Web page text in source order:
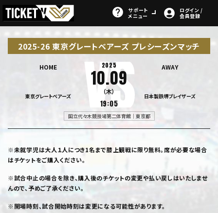
サポート
メニュー
ログイン /
会員登録
2025-26 東京グレートベアーズ プレシーズンマッチ
HOME
東京グレートベアーズ
2025
10.09
（木）
19:05
AWAY
日本製鉄堺ブレイザーズ
国立代々木競技場第二体育館｜東京都
※未就学児は大人１人につき1名まで膝上観戦に限り無料。席が必要な場合
はチケットをご購入ください。
※試合中止の場合を除き、購入後のチケットの変更や払い戻しはいたしませ
んので、予めご了承ください。
※開場時刻、試合開始時刻は変更になる可能性があります。